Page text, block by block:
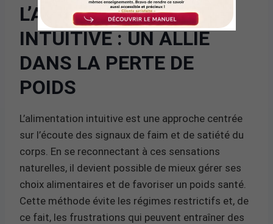
L’ALIMENTATION
INTUITIVE : UN ALLIÉ
DANS LA PERTE DE
POIDS
L’alimentation intuitive est une approche centrée
sur l’écoute des signaux de faim et de satiété du
corps. En se reconnectant à ces sensations
naturelles, il devient possible de mieux gérer ses
choix alimentaires et de favoriser un poids santé.
Cette méthode évite les régimes restrictifs et, de
ce fait, les frustrations qui peuvent entraîner des